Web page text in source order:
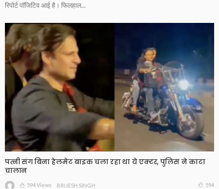
रिपोर्ट पॉजिटिव आई है। फिलहाल...
पत्नी संग बिना हेलमेट बाइक चला रहा था ये एक्टर, पुलिस ने काटा
चालान
594 Views BRIJESH SINGH 594